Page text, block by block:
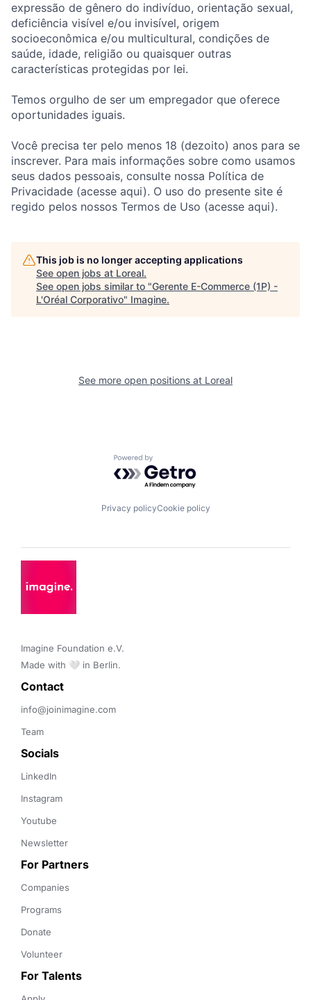
expressão de gênero do indivíduo, orientação sexual,
deficiência visível e/ou invisível, origem
socioeconômica e/ou multicultural, condições de
saúde, idade, religião ou quaisquer outras
características protegidas por lei.
Temos orgulho de ser um empregador que oferece
oportunidades iguais.
Você precisa ter pelo menos 18 (dezoito) anos para se
inscrever. Para mais informações sobre como usamos
seus dados pessoais, consulte nossa Política de
Privacidade (acesse aqui). O uso do presente site é
regido pelos nossos Termos de Uso (acesse aqui).
This job is no longer accepting applications
See open jobs at Loreal.
See open jobs similar to "Gerente E-Commerce (1P) -
L'Oréal Corporativo" Imagine.
See more open positions at Loreal
Powered by Getro.com
Privacy policyCookie policy
Imagine Foundation e.V.
Made with 🤍 in Berlin.
Contact
info@joinimagine.com
Team
Socials
LinkedIn
Instagram
Youtube
Newsletter
For Partners
Companies
Programs
Donate
Volunteer
For Talents